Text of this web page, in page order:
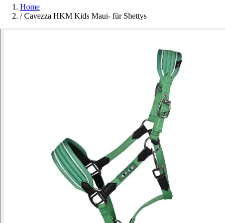
Home
/ Cavezza HKM Kids Maui- für Shettys